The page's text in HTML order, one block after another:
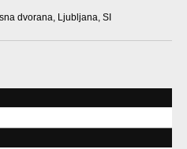
dvorana, Ljubljana, SI